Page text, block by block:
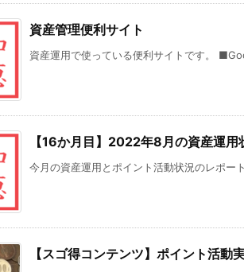
資産管理便利サイト
資産運用で使っている便利サイトです。
【16か月目】2022年8月の資産運用
今月の資産運用とポイント活動状況のレポー
【スゴ得コンテンツ】ポイント活動